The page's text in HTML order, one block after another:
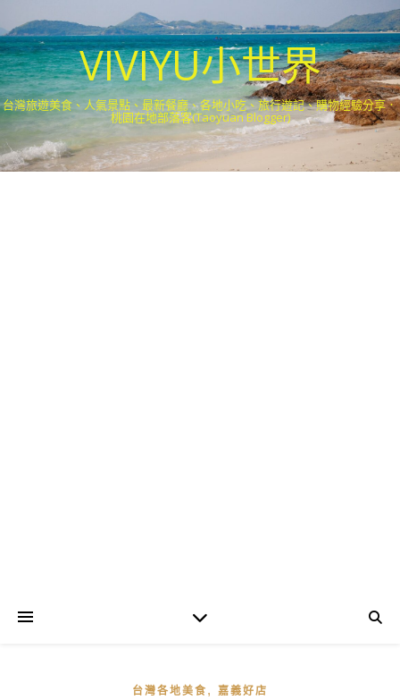
VIVIYU小世界
台灣旅遊美食、人氣景點、最新餐廳、各地小吃、旅行遊記、購物經驗分享．
桃園在地部落客(Taoyuan Blogger)
台灣各地美食 , 嘉義好店